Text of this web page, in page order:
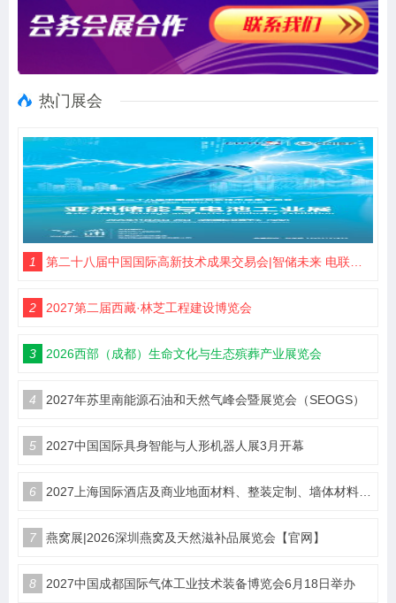
热门展会
1 第二十八届中国国际高新技术成果交易会|智储未来 电联高交
2 2027第二届西藏·林芝工程建设博览会
3 2026西部（成都）生命文化与生态殡葬产业展览会
4 2027年苏里南能源石油和天然气峰会暨展览会（SEOGS）
5 2027中国国际具身智能与人形机器人展3月开幕
6 2027上海国际酒店及商业地面材料、整装定制、墙体材料及精品设计、智慧酒店、照明及智能控制博览会 展位火热销售中！
7 燕窝展|2026深圳燕窝及天然滋补品展览会【官网】
8 2027中国成都国际气体工业技术装备博览会6月18日举办